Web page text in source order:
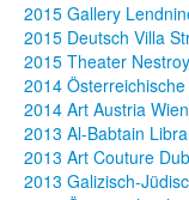
2015 Gallery
2015 Deutsch Villa
2015 Theater
2014
2014 Art Austria Wien
2013 Al-Babtain
2013 Art Couture
2013 Galizisch-